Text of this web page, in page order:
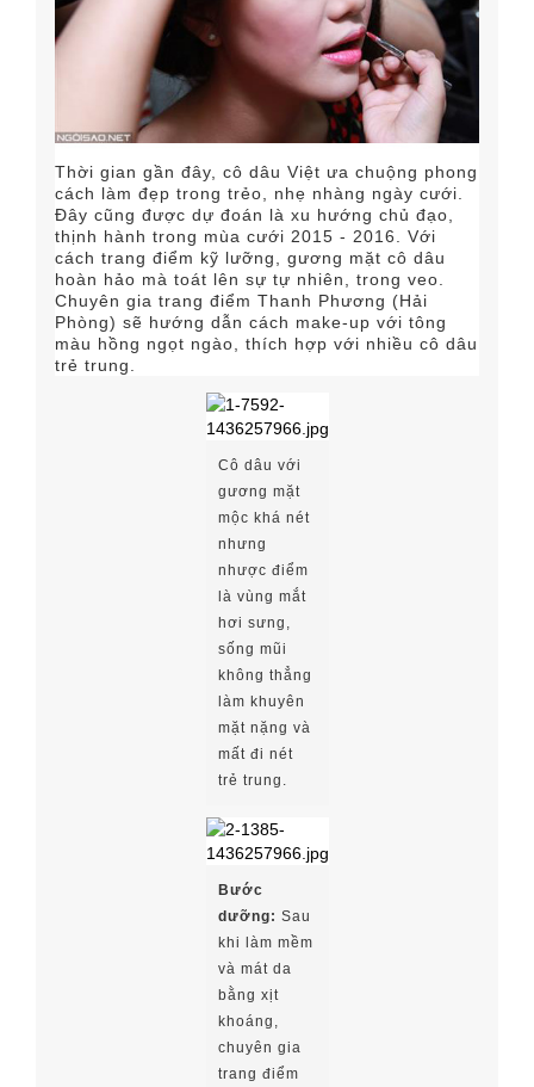
Thời gian gần đây, cô dâu Việt ưa chuộng phong
cách làm đẹp trong trẻo, nhẹ nhàng ngày cưới.
Đây cũng được dự đoán là xu hướng chủ đạo,
thịnh hành trong mùa cưới 2015 - 2016. Với
cách trang điểm kỹ lưỡng, gương mặt cô dâu
hoàn hảo mà toát lên sự tự nhiên, trong veo.
Chuyên gia trang điểm Thanh Phương (Hải
Phòng) sẽ hướng dẫn cách make-up với tông
màu hồng ngọt ngào, thích hợp với nhiều cô dâu
trẻ trung.
Cô dâu với
gương mặt
mộc khá nét
nhưng
nhược điểm
là vùng mắt
hơi sưng,
sống mũi
không thẳng
làm khuyên
mặt nặng và
mất đi nét
trẻ trung.
Bước
dưỡng: Sau
khi làm mềm
và mát da
bằng xịt
khoáng,
chuyên gia
trang điểm